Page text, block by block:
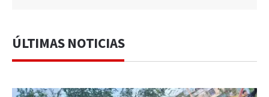
ÚLTIMAS NOTICIAS